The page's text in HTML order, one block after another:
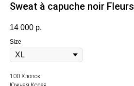
Sweat à capuche noir Fleurs
14 000 р.
Size
100 Хлопок